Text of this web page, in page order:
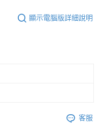
顯示電腦版詳細說明
客服